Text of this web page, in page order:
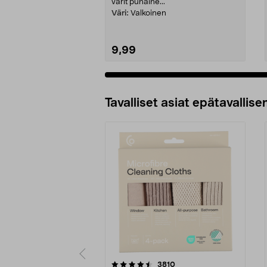
värit punaine...
Väri: Valkoinen
9,99
Tavalliset asiat
3810arvostelut
4.5viidestä